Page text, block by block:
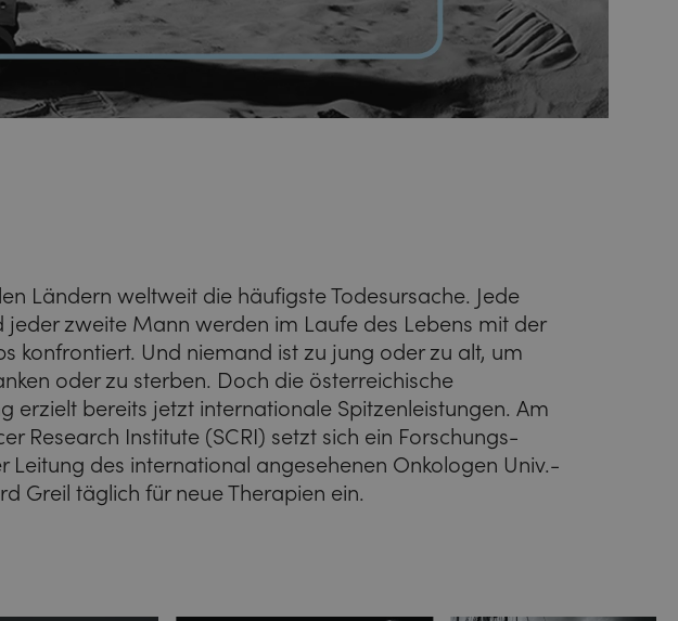
Ländern weltweit die häufigste Todesursache. Jede
jeder zweite Mann werden im Laufe des Lebens mit der
konfrontiert. Und niemand ist zu jung oder zu alt, um
oder zu sterben. Doch die österreichische
erzielt bereits jetzt internationale Spitzenleistungen. Am
Research Institute (SCRI) setzt sich ein Forschungs-
Leitung des international angesehenen Onkologen Univ.-
Greil täglich für neue Therapien ein.